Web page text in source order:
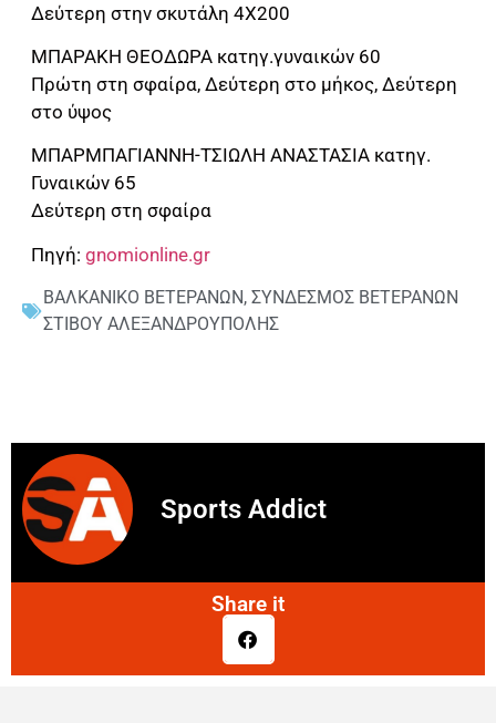
Δεύτερη στην σκυτάλη 4Χ200
ΜΠΑΡΑΚΗ ΘΕΟΔΩΡΑ κατηγ.γυναικών 60
Πρώτη στη σφαίρα, Δεύτερη στο μήκος, Δεύτερη
στο ύψος
ΜΠΑΡΜΠΑΓΙΑΝΝΗ-ΤΣΙΩΛΗ ΑΝΑΣΤΑΣΙΑ κατηγ.
Γυναικών 65
Δεύτερη στη σφαίρα
Πηγή: gnomionline.gr
ΒΑΛΚΑΝΙΚΟ ΒΕΤΕΡΑΝΩΝ, ΣΥΝΔΕΣΜΟΣ ΒΕΤΕΡΑΝΩΝ
ΣΤΙΒΟΥ ΑΛΕΞΑΝΔΡΟΥΠΟΛΗΣ
Sports Addict
Share it